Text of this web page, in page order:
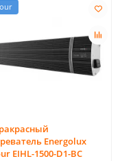
Energolux
EIHL-1500-D1-BC